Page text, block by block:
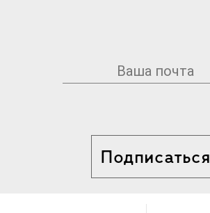
Подписаться